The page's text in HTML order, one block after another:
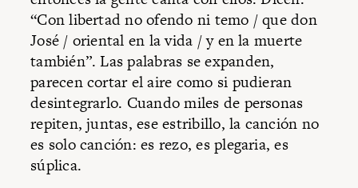
“Con libertad no ofendo ni temo / que don
José / oriental en la vida / y en la muerte
también”. Las palabras se expanden,
parecen cortar el aire como si pudieran
desintegrarlo. Cuando miles de personas
repiten, juntas, ese estribillo, la canción no
es solo canción: es rezo, es plegaria, es
súplica.